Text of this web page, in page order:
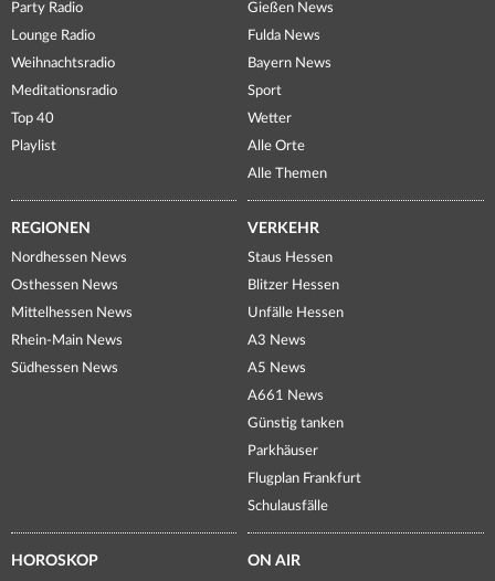
Party Radio
Lounge Radio
Weihnachtsradio
Meditationsradio
Top 40
Playlist
Gießen News
Fulda News
Bayern News
Sport
Wetter
Alle Orte
Alle Themen
REGIONEN
Nordhessen News
Osthessen News
Mittelhessen News
Rhein-Main News
Südhessen News
VERKEHR
Staus Hessen
Blitzer Hessen
Unfälle Hessen
A3 News
A5 News
A661 News
Günstig tanken
Parkhäuser
Flugplan Frankfurt
Schulausfälle
HOROSKOP ON AIR